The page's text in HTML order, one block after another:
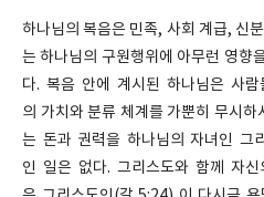
하나님의 복음은 민족, 사회 계급, 신
는 하나님의 구원행위에 아무런 영향
다. 복음 안에 계시된 하나님은 사
의 가치와 분류 체계를 가뿐히 무시하
는 돈과 권력을 하나님의 자녀인 그
인 일은 없다. 그리스도와 함께 자